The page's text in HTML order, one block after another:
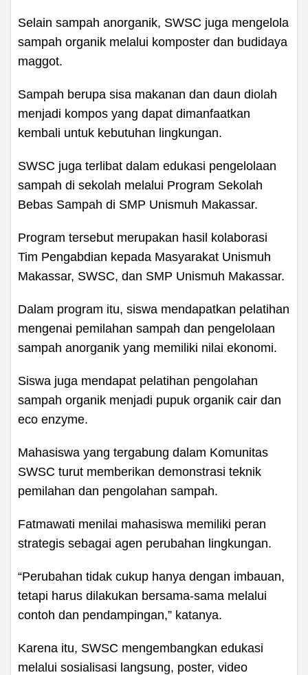
Selain sampah anorganik, SWSC juga mengelola
sampah organik melalui komposter dan budidaya
maggot.
Sampah berupa sisa makanan dan daun diolah
menjadi kompos yang dapat dimanfaatkan
kembali untuk kebutuhan lingkungan.
SWSC juga terlibat dalam edukasi pengelolaan
sampah di sekolah melalui Program Sekolah
Bebas Sampah di SMP Unismuh Makassar.
Program tersebut merupakan hasil kolaborasi
Tim Pengabdian kepada Masyarakat Unismuh
Makassar, SWSC, dan SMP Unismuh Makassar.
Dalam program itu, siswa mendapatkan pelatihan
mengenai pemilahan sampah dan pengelolaan
sampah anorganik yang memiliki nilai ekonomi.
Siswa juga mendapat pelatihan pengolahan
sampah organik menjadi pupuk organik cair dan
eco enzyme.
Mahasiswa yang tergabung dalam Komunitas
SWSC turut memberikan demonstrasi teknik
pemilahan dan pengolahan sampah.
Fatmawati menilai mahasiswa memiliki peran
strategis sebagai agen perubahan lingkungan.
“Perubahan tidak cukup hanya dengan imbauan,
tetapi harus dilakukan bersama-sama melalui
contoh dan pendampingan,” katanya.
Karena itu, SWSC mengembangkan edukasi
melalui sosialisasi langsung, poster, video